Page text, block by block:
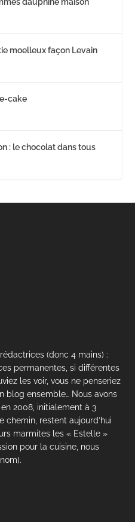
moelleux façon Levain
cake
: le chocolat dans tous
(donc 4 mains) :
permanentes, si différentes
les voir, vous ne penseriez
blog ensemble… Nous avons
2008, initialement à 3
chemin, restent aujourd’hui
marmites les « Estelle »
pour la cuisine, nous